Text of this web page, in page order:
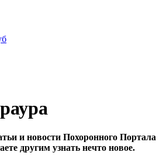
и новости Похоронного Портала
другим узнать нечто новое.